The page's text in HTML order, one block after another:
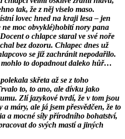
tak, že z něj viselo maso.
lovec hned na kraji lesa – jen
moc obvyklé)hobití nory pana
o chlapce staral ve své noře
bez dozoru. Chlapec dnes už
se již zachránit nepodařilo.
mohlo to dopadnout daleko hůř…
skřeta až se z toho
to, to ano, ale dívku jako
Zlí jazykové tvrdí, že v tom jsou
máry, ale já jsem přesvědčen, že to
a mocné síly přírodního bohatství,
do svých mastí a jiných